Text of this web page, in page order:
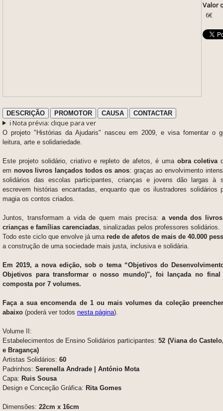
Valor
6€
DESCRIÇÃO PROMOTOR CAUSA CONTACTAR
ℹ️ Nota prévia: clique para ver
O projeto "Histórias da Ajudaris" nasceu em 2009, e visa fomentar o
leitura, arte e solidariedade.
Este projeto solidário, criativo e repleto de afetos, é uma obra coletiva
em novos livros lançados todos os anos: graças ao envolvimento
solidários das escolas participantes, crianças e jovens dão largas à
escrevem histórias encantadas, enquanto que os ilustradores solidários
magia os contos criados.
Juntos, transformam a vida de quem mais precisa: a venda dos
crianças e famílias carenciadas , sinalizadas pelos professores solidários.
Todo este ciclo que envolve já uma rede de afetos de mais de 40.000
a construção de uma sociedade mais justa, inclusiva e solidária.
Em 2019, a nova edição, sob o tema “Objetivos do
Objetivos para transformar o nosso mundo)", foi lançada no final
composta por 7 volumes.
Faça a sua encomenda de 1 ou mais volumes da coleção
abaixo (poderá ver todos nesta página).
Volume II:
Estabelecimentos de Ensino Solidários participantes:52 (Viana do
e Bragança)
Artistas Solidários: 60
Padrinhos: Serenella Andrade | António Mota
Capa: Ruis Sousa
Design e Conceção Gráfica: Rita Gomes
Dimensões: 22cm x 16cm